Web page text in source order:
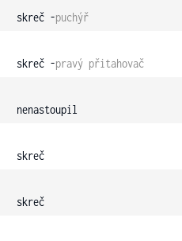
skreč -puchýř
skreč -pravý přitahovač
nenastoupil
skreč
skreč